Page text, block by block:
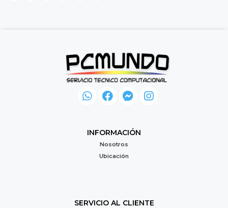
INFORMACIÓN
Nosotros
Ubicación
SERVICIO AL CLIENTE